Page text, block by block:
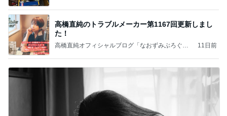
高橋直純のトラブルメーカー第1167回更新しまし
た！
高橋直純オフィシャルブログ「なおずみぶろぐ」
11日前